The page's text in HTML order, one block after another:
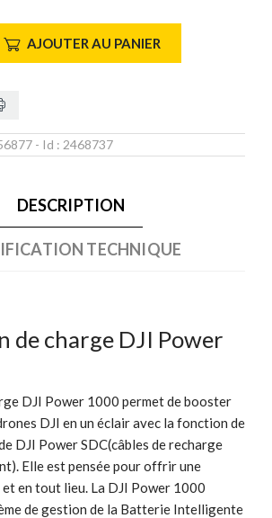
AJOUTER AU PANIER
- Id : 2468737
DESCRIPTION
TECHNIQUE
de charge DJI Power
DJI Power 1000 permet de booster
DJI en un éclair avec la fonction de
DJI Power SDC(câbles de recharge
Elle est pensée pour offrir une
en tout lieu. La DJI Power 1000
de gestion de la Batterie Intelligente